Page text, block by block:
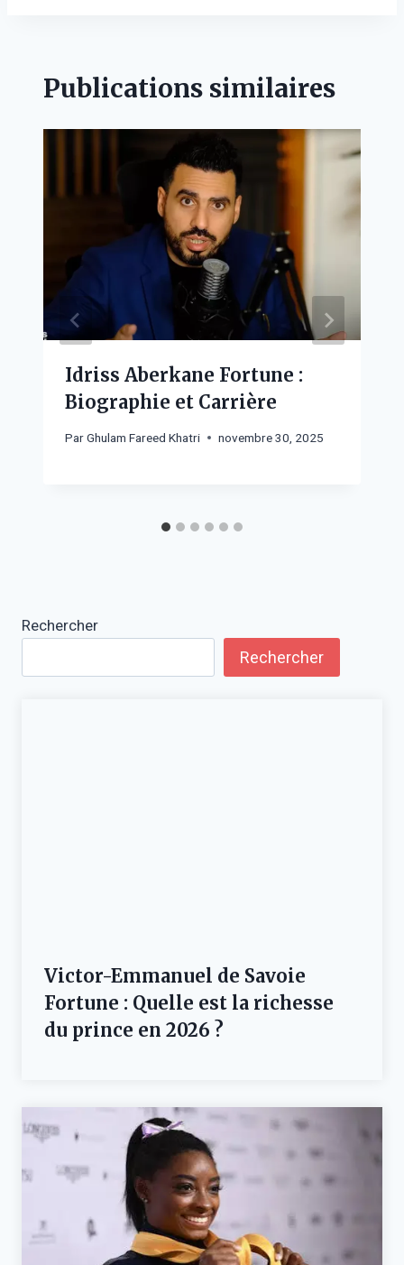
Publications similaires
Idriss Aberkane Fortune :
Biographie et Carrière
ParGhulam Fareed Khatri novembre 30, 2025
Rechercher
Rechercher
Victor-Emmanuel de Savoie
Fortune : Quelle est la richesse
du prince en 2026 ?